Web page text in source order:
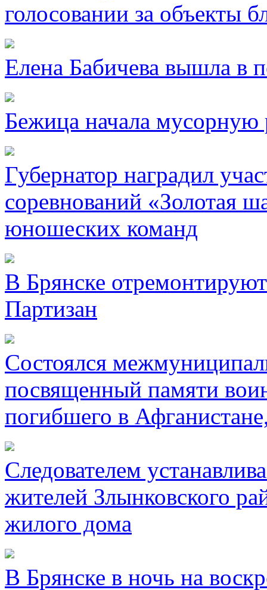
голосовании за объекты
Елена Бабичева вышла в
Бежица начала мусорную
Губернатор наградил
соревнований «Золотая
юношеских команд
В Брянске
Партизан
Состоялся
посвященный памяти
погибшего в
Следователем
жителей Злынковского
жилого дома
В Брянске в ночь на